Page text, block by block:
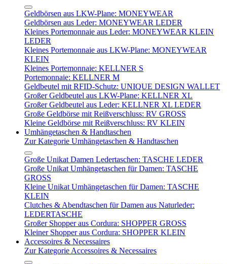
Geldbörsen aus LKW-Plane: MONEYWEAR
Geldbörsen aus Leder: MONEYWEAR LEDER
Kleines Portemonnaie aus Leder: MONEYWEAR KLEIN
LEDER
Kleines Portemonnaie aus LKW-Plane: MONEYWEAR
KLEIN
Kleines Portemonnaie: KELLNER S
Portemonnaie: KELLNER M
Geldbeutel mit RFID-Schutz: UNIQUE DESIGN WALLET
Großer Geldbeutel aus LKW-Plane: KELLNER XL
Großer Geldbeutel aus Leder: KELLNER XL LEDER
Große Geldbörse mit Reißverschluss: RV GROSS
Kleine Geldbörse mit Reißverschluss: RV KLEIN
Umhängetaschen & Handtaschen
Zur Kategorie Umhängetaschen & Handtaschen
Große Unikat Damen Ledertaschen: TASCHE LEDER
Große Unikat Umhängetaschen für Damen: TASCHE
GROSS
Kleine Unikat Umhängetaschen für Damen: TASCHE
KLEIN
Clutches & Abendtaschen für Damen aus Naturleder:
LEDERTASCHE
Großer Shopper aus Cordura: SHOPPER GROSS
Kleiner Shopper aus Cordura: SHOPPER KLEIN
Accessoires & Necessaires
Zur Kategorie Accessoires & Necessaires